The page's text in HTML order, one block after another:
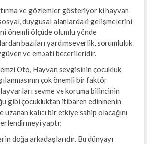
ve gözlemler gösteriyor ki hayvan
duygusal alanlardaki gelişmelerini
önemli ölçüde olumlu yönde
bazıları yardımseverlik, sorumluluk
ve empati becerileridir.
Oto, Hayvan sevgisinin çocukluk
çok önemli bir faktör
sevme ve koruma bilincinin
gibi çocukluktan itibaren edinmenin
kalıcı bir etkiye sahip olacağını
yaptı:
doğa arkadaşlarıdır. Bu dünyayı